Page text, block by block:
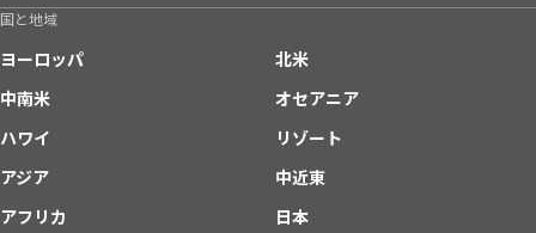
国と地域
ヨーロッパ
北米
中南米
オセアニア
ハワイ
リゾート
アジア
中近東
アフリカ
日本